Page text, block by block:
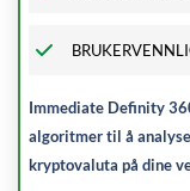
Immediate Definity
algoritmer til å
kryptovaluta på dine